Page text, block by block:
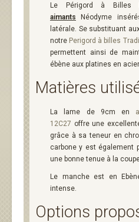
Le Périgord à Billes
aimants Néodyme
latérale. Se substituant
notre Perigord à billes
permettent ainsi de
ébène aux platines en
Matières
La lame de 9cm en
12C27 offre une
grâce à sa teneur en
carbone y est également
une bonne tenue à la
Le manche est en
intense.
Options